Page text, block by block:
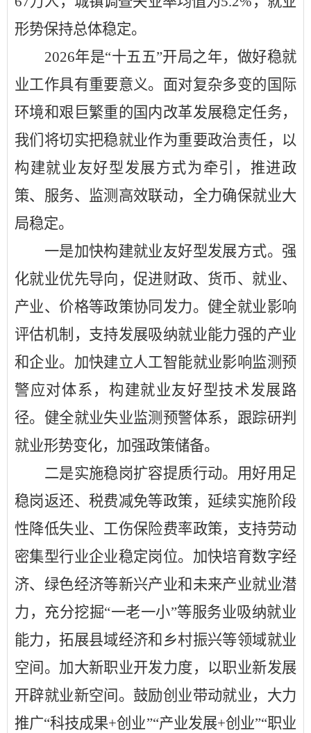
形势保持总体稳定。
2026年是“十五五”开局之年，做好稳就
业工作具有重要意义。面对复杂多变的国际
环境和艰巨繁重的国内改革发展稳定任务，
我们将切实把稳就业作为重要政治责任，以
构建就业友好型发展方式为牵引，推进政
策、服务、监测高效联动，全力确保就业大
局稳定。
一是加快构建就业友好型发展方式。强
化就业优先导向，促进财政、货币、就业、
产业、价格等政策协同发力。健全就业影响
评估机制，支持发展吸纳就业能力强的产业
和企业。加快建立人工智能就业影响监测预
警应对体系，构建就业友好型技术发展路
径。健全就业失业监测预警体系，跟踪研判
就业形势变化，加强政策储备。
二是实施稳岗扩容提质行动。用好用足
稳岗返还、税费减免等政策，延续实施阶段
性降低失业、工伤保险费率政策，支持劳动
密集型行业企业稳定岗位。加快培育数字经
济、绿色经济等新兴产业和未来产业就业潜
力，充分挖掘“一老一小”等服务业吸纳就业
能力，拓展县域经济和乡村振兴等领域就业
空间。加大新职业开发力度，以职业新发展
开辟就业新空间。鼓励创业带动就业，大力
推广“科技成果+创业”“产业发展+创业”“职业